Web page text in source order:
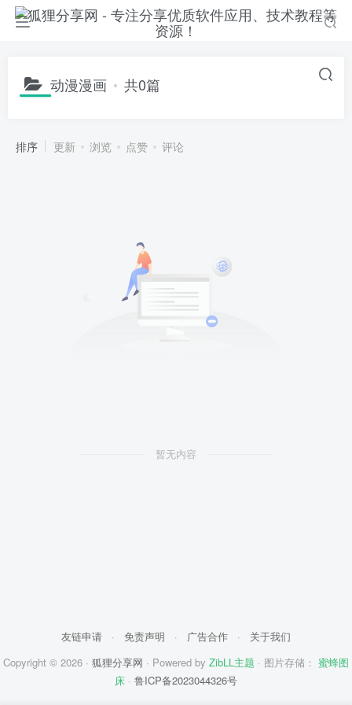
动漫漫画 共0篇
排序 更新 浏览 点赞 评论
暂无内容
友链申请 · 免责声明 · 广告合作 ·
关于我们
Copyright © 2026 · 狐狸分享网 · Powered by ZibLL主题 · 图片存储： 蜜蜂图
床 · 鲁ICP备2023044326号